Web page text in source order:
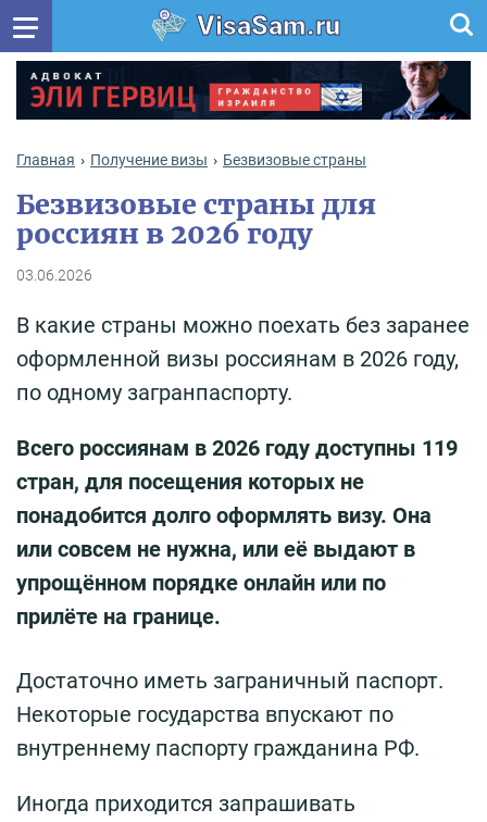
VisaSam.ru
Главная Получение визы Безвизовые страны
Безвизовые страны для
россиян в 2026 году
03.06.2026
В какие страны можно поехать без заранее
оформленной визы россиянам в 2026 году,
по одному загранпаспорту.
Всего россиянам в 2026 году доступны 119
стран, для посещения которых не
понадобится долго оформлять визу. Она
или совсем не нужна, или её выдают в
упрощённом порядке онлайн или по
прилёте на границе.
Достаточно иметь заграничный паспорт.
Некоторые государства впускают по
внутреннему паспорту гражданина РФ.
Иногда приходится запрашивать